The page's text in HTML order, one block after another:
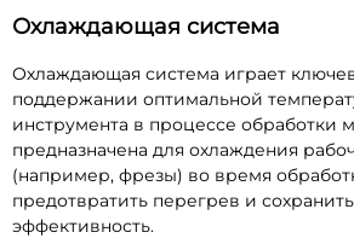
Охлаждающая система
Охлаждающая система играет
поддержании оптимальной
инструмента в процессе обработки
предназначена для охлаждения
(например, фрезы) во время
предотвратить перегрев и
эффективность.